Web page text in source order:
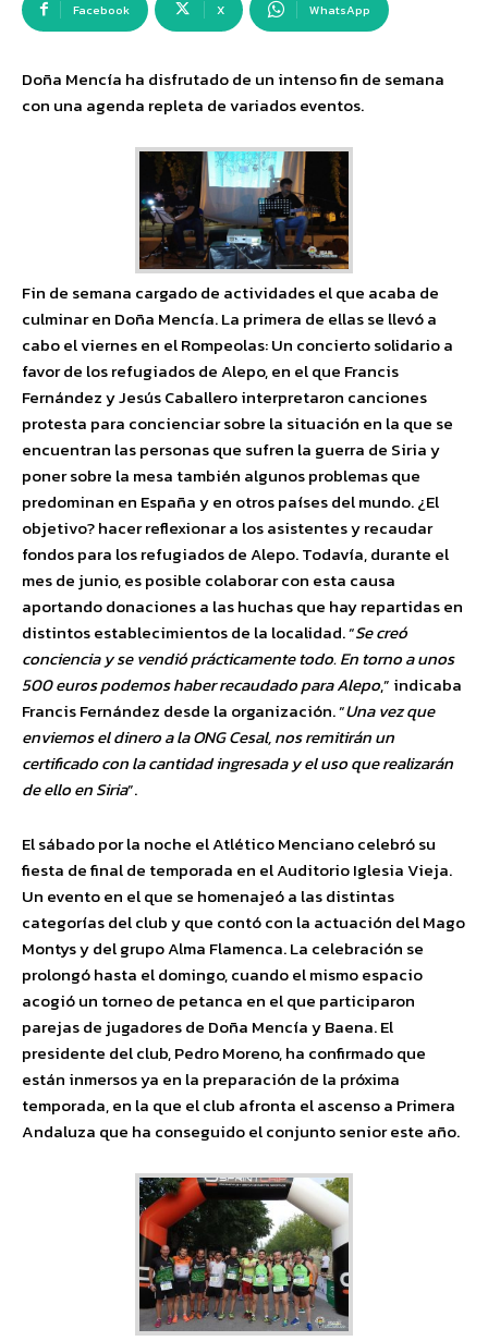
Facebook X WhatsApp
Doña Mencía ha disfrutado de un intenso fin de semana
con una agenda repleta de variados eventos.
Fin de semana cargado de actividades el que acaba de
culminar en Doña Mencía. La primera de ellas se llevó a
cabo el viernes en el Rompeolas: Un concierto solidario a
favor de los refugiados de Alepo, en el que Francis
Fernández y Jesús Caballero interpretaron canciones
protesta para concienciar sobre la situación en la que se
encuentran las personas que sufren la guerra de Siria y
poner sobre la mesa también algunos problemas que
predominan en España y en otros países del mundo. ¿El
objetivo? hacer reflexionar a los asistentes y recaudar
fondos para los refugiados de Alepo. Todavía, durante el
mes de junio, es posible colaborar con esta causa
aportando donaciones a las huchas que hay repartidas en
distintos establecimientos de la localidad. “Se creó
conciencia y se vendió prácticamente todo. En torno a unos
500 euros podemos haber recaudado para Alepo,” indicaba
Francis Fernández desde la organización. “Una vez que
enviemos el dinero a la ONG Cesal, nos remitirán un
certificado con la cantidad ingresada y el uso que realizarán
de ello en Siria”.
El sábado por la noche el Atlético Menciano celebró su
fiesta de final de temporada en el Auditorio Iglesia Vieja.
Un evento en el que se homenajeó a las distintas
categorías del club y que contó con la actuación del Mago
Montys y del grupo Alma Flamenca. La celebración se
prolongó hasta el domingo, cuando el mismo espacio
acogió un torneo de petanca en el que participaron
parejas de jugadores de Doña Mencía y Baena. El
presidente del club, Pedro Moreno, ha confirmado que
están inmersos ya en la preparación de la próxima
temporada, en la que el club afronta el ascenso a Primera
Andaluza que ha conseguido el conjunto senior este año.